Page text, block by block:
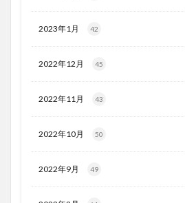
2023年1月 42
2022年12月 45
2022年11月 43
2022年10月 50
2022年9月 49